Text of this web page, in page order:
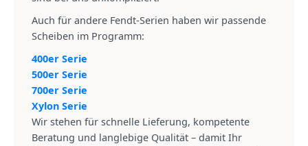
Auch für andere Fendt‑Serien haben wir passende
Scheiben im Programm:
400er Serie
500er Serie
700er Serie
Xylon Serie
Wir stehen für schnelle Lieferung, kompetente
Beratung und langlebige Qualität – damit Ihr